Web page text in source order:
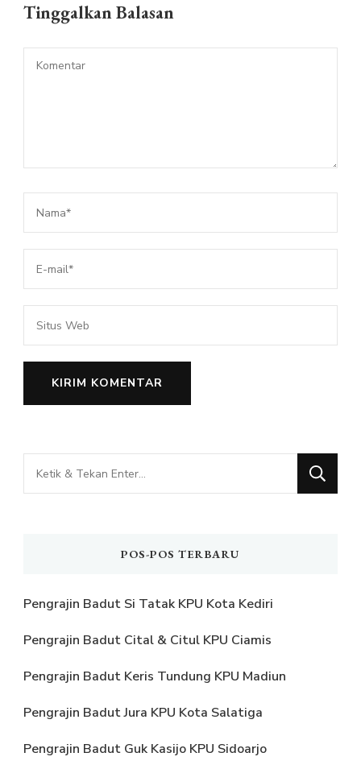
Tinggalkan Balasan
Mencari
Sesuatu?
POS-POS TERBARU
Pengrajin Badut Si Tatak KPU Kota Kediri
Pengrajin Badut Cital & Citul KPU Ciamis
Pengrajin Badut Keris Tundung KPU Madiun
Pengrajin Badut Jura KPU Kota Salatiga
Pengrajin Badut Guk Kasijo KPU Sidoarjo